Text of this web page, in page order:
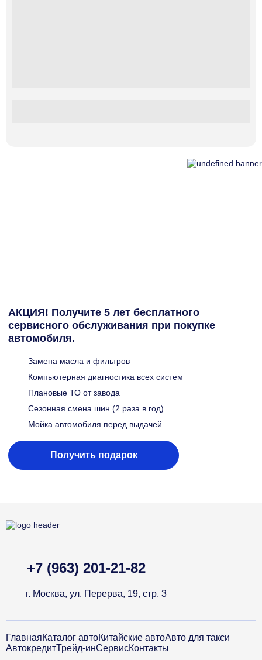
АКЦИЯ! Получите 5 лет бесплатного
сервисного обслуживания при покупке
автомобиля.
Замена масла и фильтров
Компьютерная диагностика всех систем
Плановые ТО от завода
Сезонная смена шин (2 раза в год)
Мойка автомобиля перед выдачей
Получить подарок
+7 (963) 201-21-82
г. Москва, ул. Перерва, 19, стр. 3
ГлавнаяКаталог автоКитайские автоАвто для такси
АвтокредитТрейд-инСервисКонтакты